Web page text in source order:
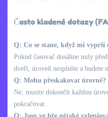
Často kladené dotazy
Q: Co se stane, když mi vyprší
Pokud časovač dosáhne nuly
dveří, úroveň nesplníte a budete
Q: Mohu přeskakovat úrovně?
Ne, musíte dokončit každou
pokračovat.